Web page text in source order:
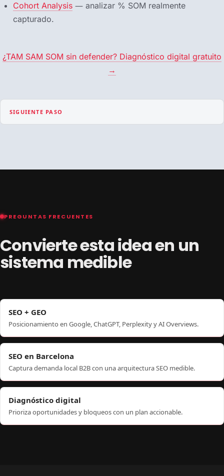
Cohort Analysis — analizar % SOM realmente
capturado.
¿TAM SAM SOM sin defender? Diagnóstico digital gratuito
→
SIGUIENTE PASO
PREGUNTAS FRECUENTES
Convierte esta idea en un
sistema medible
SEO + GEO
Posicionamiento en Google, ChatGPT, Perplexity y AI Overviews.
SEO en Barcelona
Captura demanda local B2B con una arquitectura SEO medible.
Diagnóstico digital
Prioriza oportunidades y bloqueos con un plan accionable.